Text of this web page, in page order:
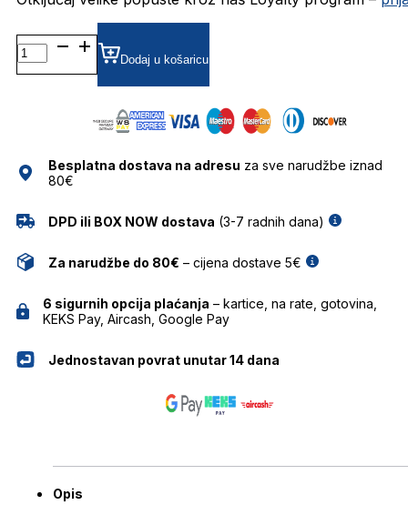
MMI0070/S SUNČANE
NAOČALE
MMISSONI
Dodaj u košaricu
Besplatna dostava na adresu za sve narudžbe iznad
80€
DPD ili BOX NOW dostava (3-7 radnih dana)
Za narudžbe do 80€ – cijena dostave 5€
6 sigurnih opcija plaćanja – kartice, na rate, gotovina,
KEKS Pay, Aircash, Google Pay
Jednostavan povrat unutar 14 dana
Opis